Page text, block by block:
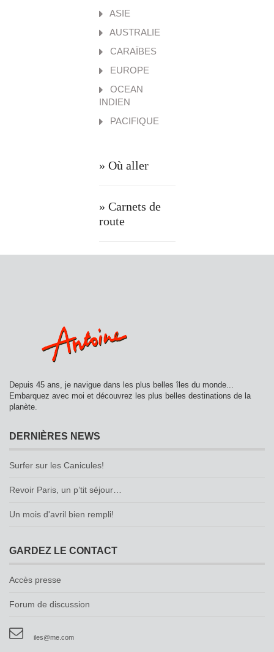
ASIE
AUSTRALIE
CARAÏBES
EUROPE
OCEAN
INDIEN
PACIFIQUE
» Où aller
» Carnets de
route
Depuis 45 ans, je navigue dans les plus belles îles du monde...
Embarquez avec moi et découvrez les plus belles destinations de la
planète.
DERNIÈRES NEWS
Surfer sur les Canicules!
Revoir Paris, un p’tit séjour…
Un mois d'avril bien rempli!
GARDEZ LE CONTACT
Accès presse
Forum de discussion
iles@me.com